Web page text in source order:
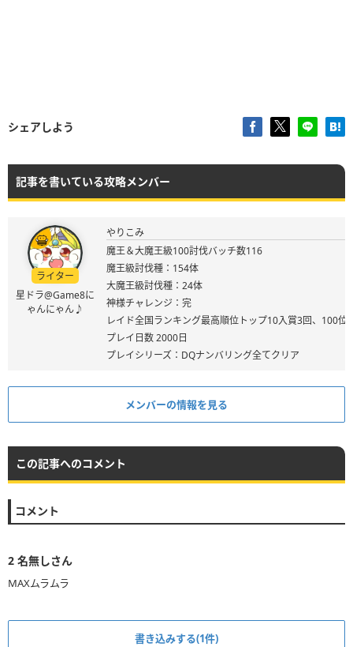
シェアしよう
記事を書いている攻略メンバー
ライター
星ドラ@Game8に
ゃんにゃん♪
やりこみ
魔王＆大魔王級100討伐バッチ数116
魔王級討伐種：154体
大魔王級討伐種：24体
神様チャレンジ：完
レイド全国ランキング最高順位トップ10入賞3回、100位
プレイ日数 2000日
プレイシリーズ：DQナンバリング全てクリア
メンバーの情報を見る
この記事へのコメント
コメント
2 名無しさん
MAXムラムラ
書き込みする(1件)